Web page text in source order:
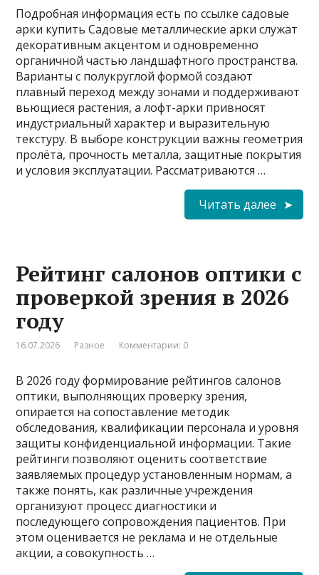
Подробная информация есть по ссылке садовые
арки купить Садовые металлические арки служат
декоративным акцентом и одновременно
органичной частью ландшафтного пространства.
Варианты с полукруглой формой создают
плавный переход между зонами и поддерживают
вьющиеся растения, а лофт-арки привносят
индустриальный характер и выразительную
текстуру. В выборе конструкции важны геометрия
пролёта, прочность металла, защитные покрытия
и условия эксплуатации. Рассматриваются …
Читать далее
Рейтинг салонов оптики с
проверкой зрения в 2026
году
16.07.2026 Разное Комментарии: 0
В 2026 году формирование рейтингов салонов
оптики, выполняющих проверку зрения,
опирается на сопоставление методик
обследования, квалификации персонала и уровня
защиты конфиденциальной информации. Такие
рейтинги позволяют оценить соответствие
заявляемых процедур установленным нормам, а
также понять, как различные учреждения
организуют процесс диагностики и
последующего сопровождения пациентов. При
этом оценивается не реклама и не отдельные
акции, а совокупность …